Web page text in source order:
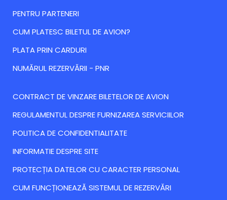
PENTRU PARTENERI
CUM PLATESC BILETUL DE AVION?
PLATA PRIN CARDURI
NUMĂRUL REZERVĂRII - PNR
CONTRACT DE VINZARE BILETELOR DE AVION
REGULAMENTUL DESPRE FURNIZAREA SERVICIILOR
POLITICA DE CONFIDENTIALITATE
INFORMATIE DESPRE SITE
PROTECȚIA DATELOR CU CARACTER PERSONAL
CUM FUNCȚIONEAZĂ SISTEMUL DE REZERVĂRI